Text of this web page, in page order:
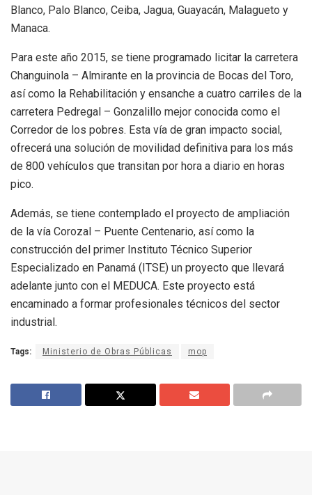
Blanco, Palo Blanco, Ceiba, Jagua, Guayacán, Malagueto y
Manaca.
Para este año 2015, se tiene programado licitar la carretera
Changuinola – Almirante en la provincia de Bocas del Toro,
así como la Rehabilitación y ensanche a cuatro carriles de la
carretera Pedregal – Gonzalillo mejor conocida como el
Corredor de los pobres. Esta vía de gran impacto social,
ofrecerá una solución de movilidad definitiva para los más
de 800 vehículos que transitan por hora a diario en horas
pico.
Además, se tiene contemplado el proyecto de ampliación
de la vía Corozal – Puente Centenario, así como la
construcción del primer Instituto Técnico Superior
Especializado en Panamá (ITSE) un proyecto que llevará
adelante junto con el MEDUCA. Este proyecto está
encaminado a formar profesionales técnicos del sector
industrial.
Tags: Ministerio de Obras Públicas mop